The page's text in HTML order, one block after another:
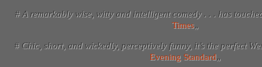
# A remarkably wise, witty and intelligent comedy . . . has
Times„
# Chic, short, and wickedly, perceptively funny, it’s the perfect
Evening Standard„